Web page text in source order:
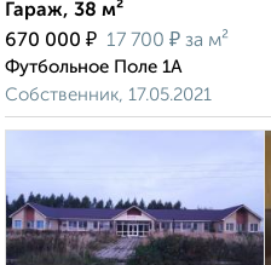
Гараж, 38 м²
670 000 ₽ 17 700 ₽ за м²
Футбольное Поле 1А
Собственник, 17.05.2021